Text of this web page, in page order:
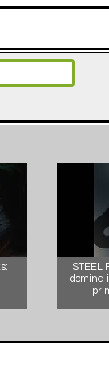
STEEL
domina